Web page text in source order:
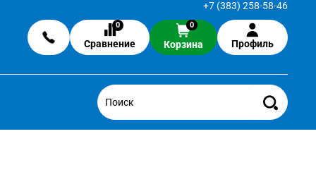
+7 (383) 258-58-46
0
Сравнение
0
Корзина Профиль